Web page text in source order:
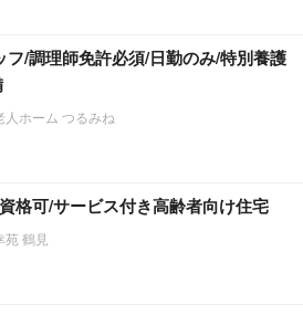
フ/調理師免許必須/日勤のみ/特別養護
人ホーム つるみね
格可/サービス付き高齢者向け住宅
苑 鶴見